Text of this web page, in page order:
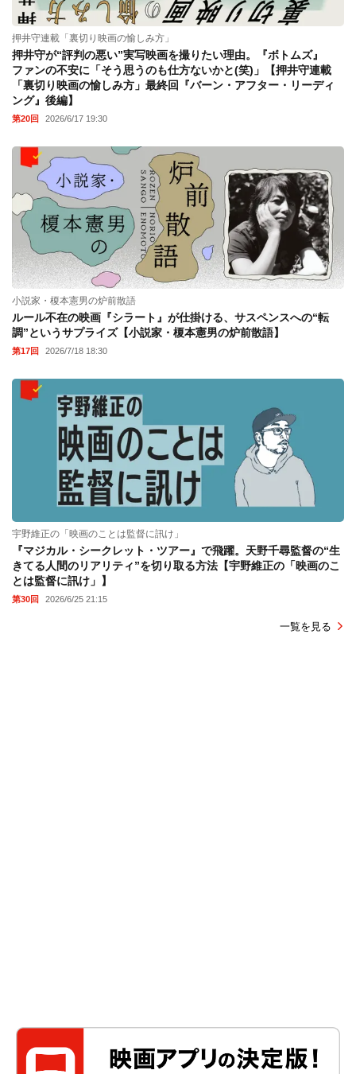
押井守連載「裏切り映画の愉しみ方」
押井守が“評判の悪い”実写映画を撮りたい理由。『ボトムズ』
ファンの不安に「そう思うのも仕方ないかと(笑)」【押井守連載
「裏切り映画の愉しみ方」最終回『バーン・アフター・リーディ
ング』後編】
第20回 2026/6/17 19:30
小説家・榎本憲男の炉前散語
ルール不在の映画『シラート』が仕掛ける、サスペンスへの“転
調”というサプライズ【小説家・榎本憲男の炉前散語】
第17回 2026/7/18 18:30
宇野維正の「映画のことは監督に訊け」
『マジカル・シークレット・ツアー』で飛躍。天野千尋監督の“生
きてる人間のリアリティ”を切り取る方法【宇野維正の「映画のこ
とは監督に訊け」】
第30回 2026/6/25 21:15
一覧を見る